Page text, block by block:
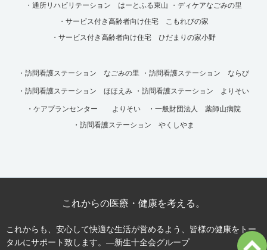
・通所リハビリテーション はーとふる東山
・ディケアなごみの里
・サービス付き高齢者向け住宅 こもれびの家
・サービス付き高齢者向け住宅 ひだまりの家小野
・訪問看護ステーション なごみの里 ・訪問看護ステーション ならび
・訪問看護ステーション ほほえみ ・訪問看護ステーション よりそい
・ケアプランセンター よりそい
・一般財団法人 薬師山病院
・訪問看護ステーション やくしやま
これからの医療・健康を考える。
これからも、安心して快適な生活が営めるよう、皆様の健康をトー
タルにサポート致します。―新生十全会グループ